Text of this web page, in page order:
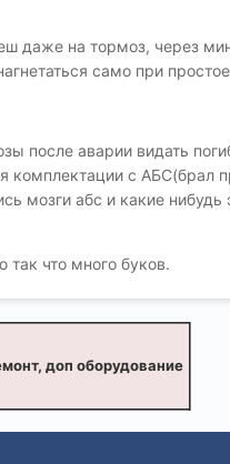
даже на тормоз, через
само при
после аварии видать
комплектации с
абс и какие нибудь
что много буков.
доп оборудование